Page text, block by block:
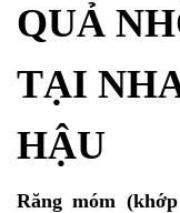
QUẢ
TẠI
HẬU
Răng móm